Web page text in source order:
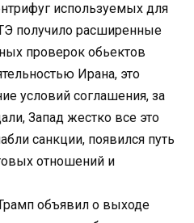
используемых для
получило расширенные
проверок обьектов
Ирана, это
условий соглашения, за
Запад жестко все это
санкции, появился путь
отношений и
объявил о выходе